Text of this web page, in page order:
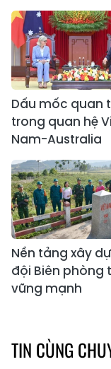
Dấu mốc quan
trong quan hệ
Nam-Australia
Nền tảng xây
đội Biên phòng
vững mạnh
TIN CÙNG